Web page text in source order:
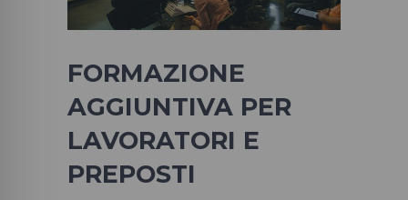
FORMAZIONE
AGGIUNTIVA PER
LAVORATORI E
PREPOSTI